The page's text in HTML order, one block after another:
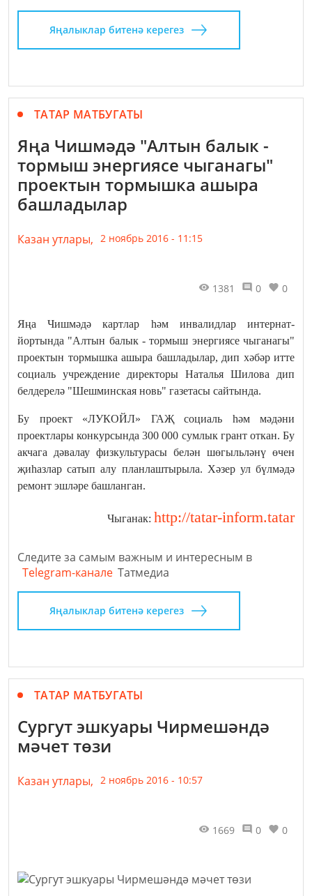
Яңалыклар битенә керегез
ТАТАР МАТБУГАТЫ
Яңа Чишмәдә "Алтын балык -
тормыш энергиясе чыганагы"
проектын тормышка ашыра
башладылар
Казан утлары, 2 ноябрь 2016 - 11:15
1381 0 0
Яңа Чишмәдә картлар һәм инвалидлар интернат-
йортында "Алтын балык - тормыш энергиясе чыганагы"
проектын тормышка ашыра башладылар, дип хәбәр итте
социаль учреждение директоры Наталья Шилова дип
белдерелә "Шешминская новь" газетасы сайтында.
Бу проект «ЛУКОЙЛ» ГАҖ социаль һәм мәдәни
проектлары конкурсында 300 000 сумлык грант откан. Бу
акчага дәвалау физкультурасы белән шөгыльләнү өчен
җиһазлар сатып алу планлаштырыла. Хәзер ул бүлмәдә
ремонт эшләре башланган.
Чыганак: http://tatar-inform.tatar
Следите за самым важным и интересным в
Telegram-канале Татмедиа
Яңалыклар битенә керегез
ТАТАР МАТБУГАТЫ
Сургут эшкуары Чирмешәндә
мәчет төзи
Казан утлары, 2 ноябрь 2016 - 10:57
1669 0 0